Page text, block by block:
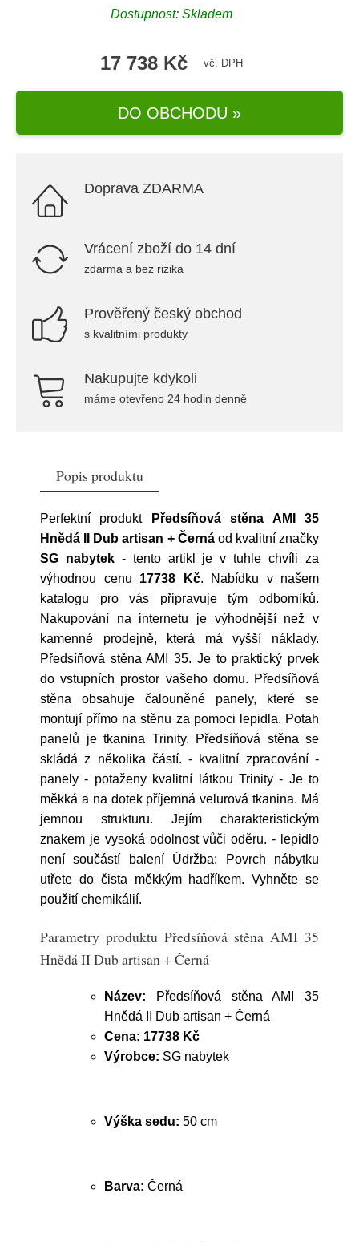
Dostupnost: Skladem
17 738 Kč vč. DPH
DO OBCHODU »
Doprava ZDARMA
Vrácení zboží do 14 dní
zdarma a bez rizika
Prověřený český obchod
s kvalitními produkty
Nakupujte kdykoli
máme otevřeno 24 hodin denně
Popis produktu
Perfektní produkt
Předsíňová stěna AMI 35
Hnědá II Dub artisan + Černáod kvalitní značky
SG nabytek- tento artikl je v tuhle chvíli za
výhodnou cenu 17738 Kč. Nabídku v našem
katalogu pro vás připravuje tým odborníků.
Nakupování na internetu je výhodnější než v
kamenné prodejně, která má vyšší náklady.
Předsíňová stěna AMI 35. Je to praktický prvek
do vstupních prostor vašeho domu. Předsíňová
stěna obsahuje čalouněné panely, které se
montují přímo na stěnu za pomoci lepidla. Potah
panelů je tkanina Trinity. Předsíňová stěna se
skládá z několika částí. - kvalitní zpracování -
panely - potaženy kvalitní látkou Trinity - Je to
měkká a na dotek příjemná velurová tkanina. Má
jemnou strukturu. Jejím charakteristickým
znakem je vysoká odolnost vůči oděru. - lepidlo
není součástí balení Údržba: Povrch nábytku
utřete do čista měkkým hadříkem. Vyhněte se
použití chemikálií.
Parametry produktu Předsíňová stěna AMI 35
Hnědá II Dub artisan + Černá
Název: Předsíňová stěna AMI 35
Hnědá II Dub artisan + Černá
Cena: 17738 Kč
Výrobce: SG nabytek
Výška sedu: 50 cm
Barva: Černá